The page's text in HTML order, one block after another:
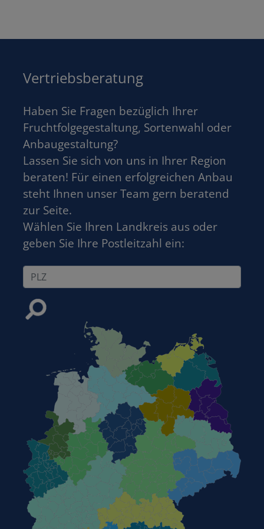
Vertriebsberatung
Haben Sie Fragen bezüglich Ihrer
Fruchtfolgegestaltung, Sortenwahl oder
Anbaugestaltung?
Lassen Sie sich von uns in Ihrer Region
beraten! Für einen erfolgreichen Anbau
steht Ihnen unser Team gern beratend
zur Seite.
Wählen Sie Ihren Landkreis aus oder
geben Sie Ihre Postleitzahl ein: